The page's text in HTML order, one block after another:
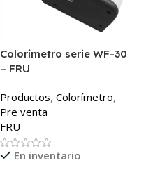
Colorímetro serie WF-30
– FRU
Productos, Colorímetro,
Pre venta
FRU
En inventario